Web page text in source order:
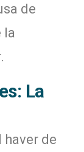
de
la
La
haver de